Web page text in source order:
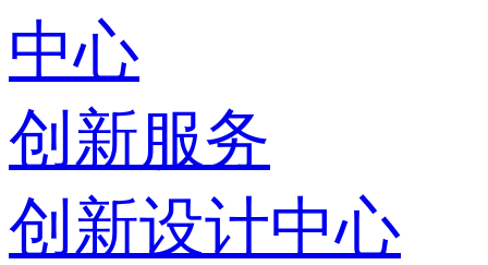
中心
创新服务
创新设计中心